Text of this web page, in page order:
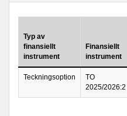
Typ av
finansiellt
instrument
Finansiellt
instrument
Teckningsoption
TO
2025/2026:2